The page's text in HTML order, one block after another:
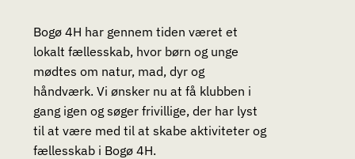
Bogø 4H har gennem tiden været et
lokalt fællesskab, hvor børn og unge
mødtes om natur, mad, dyr og
håndværk. Vi ønsker nu at få klubben i
gang igen og søger frivillige, der har lyst
til at være med til at skabe aktiviteter og
fællesskab i Bogø 4H.